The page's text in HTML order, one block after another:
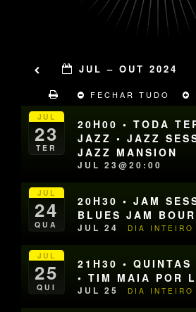
JUL – OUT 2024
FECHAR TUDO
JUL
23
TER
20H00 • TODA
JAZZ • JAZZ
JAZZ MANSION
JUL 23@20:00
JUL
24
QUA
20H30 • JAM
BLUES JAM
JUL 24 DIA INTEIRO
JUL
25
QUI
21H30 • QUINTAS
• TIM MAIA POR
JUL 25 DIA INTEIRO